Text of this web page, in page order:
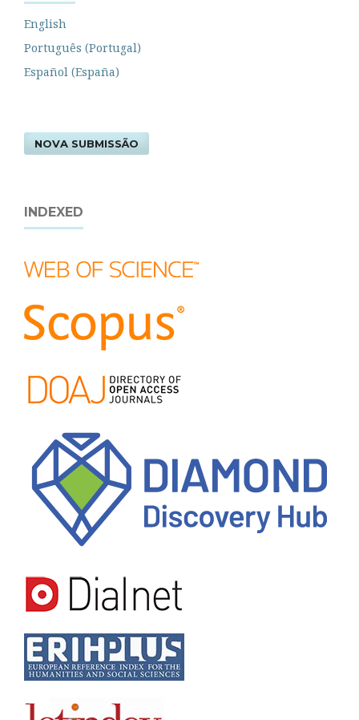
English
Português (Portugal)
Español (España)
NOVA SUBMISSÃO
INDEXED